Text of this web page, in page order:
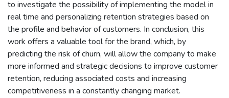
to investigate the possibility of implementing the model in
real time and personalizing retention strategies based on
the profile and behavior of customers. In conclusion, this
work offers a valuable tool for the brand, which, by
predicting the risk of churn, will allow the company to make
more informed and strategic decisions to improve customer
retention, reducing associated costs and increasing
competitiveness in a constantly changing market.